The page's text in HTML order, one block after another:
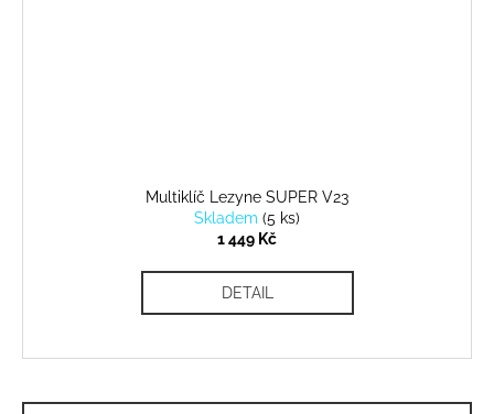
Multiklíč Lezyne SUPER V23
Skladem (5 ks)
1 449 Kč
DETAIL